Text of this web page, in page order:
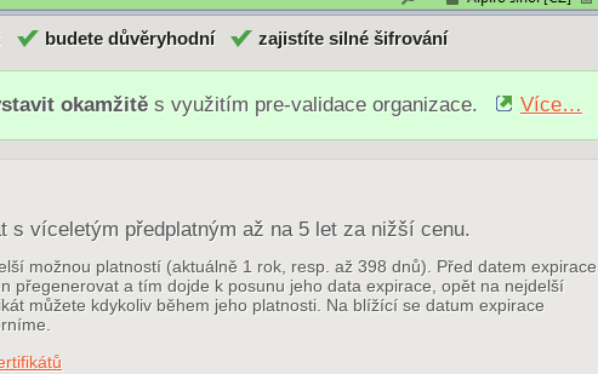
budete důvěryhodní zajistíte silné šifrování
okamžitěs využitím pre-validace organizace. Více…
s víceletým předplatným až na 5 let za nižší cenu.
možnou platností (aktuálně 1 rok, resp. až 398 dnů). Před datem expirace
přegenerovat a tím dojde k posunu jeho data expirace, opět na nejdelší
můžete kdykoliv během jeho platnosti. Na blížící se datum expirace